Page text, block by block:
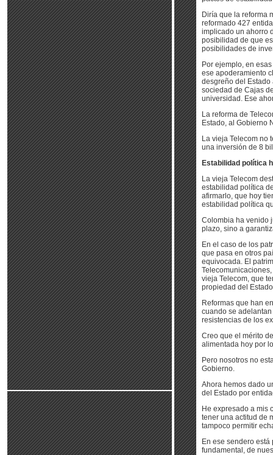
Diría que la reforma
reformado 427
implicado un ahorro
posibilidad de que
posibilidades de
Por ejemplo, en
ese apoderamiento
desgreño del Estado
sociedad de Cajas
universidad. Ese
La reforma de
Estado, al Gobierno
La vieja Telecom no
una inversión de 8
Estabilidad política
La vieja Telecom
estabilidad política
afirmarlo, que hoy
estabilidad política
Colombia ha venido
plazo, sino a
En el caso de los
que pasa en otros
equivocada. El
vieja Telecom, que
propiedad del
Reformas que han
cuando se
resistencias de los
Creo que el mérito
alimentada hoy por
Pero nosotros no
Gobierno.
Ahora hemos dado
del Estado por
He expresado a mis
tener una actitud de
tampoco permitir
En ese sendero
fundamental, de